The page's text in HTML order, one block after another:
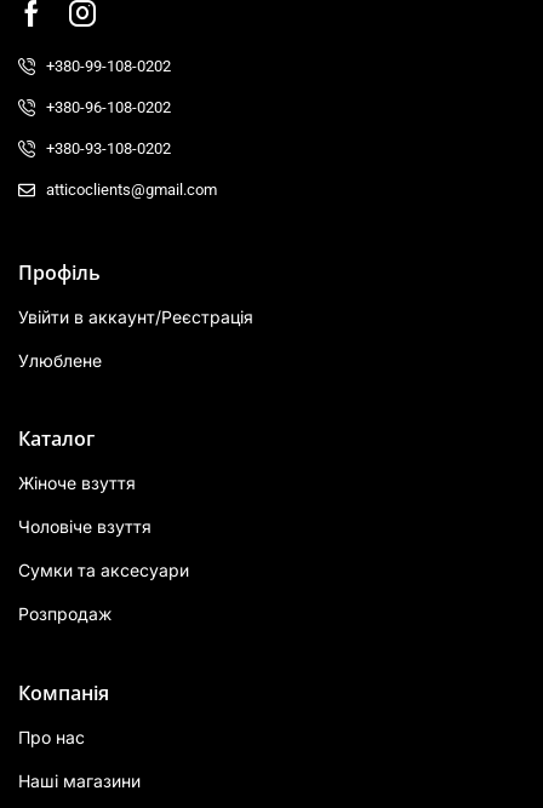
+380-99-108-0202
+380-96-108-0202
+380-93-108-0202
atticoclients@gmail.com
Профіль
Увійти в аккаунт/Реєстрація
Улюблене
Каталог
Жіноче взуття
Чоловіче взуття
Сумки та аксесуари
Розпродаж
Компанія
Про нас
Наші магазини